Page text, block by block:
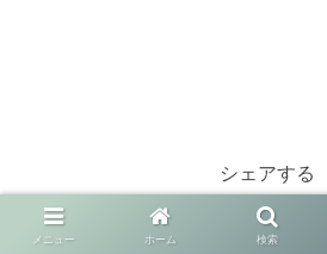
シェアする
Facebook
メニュー ホーム 検索